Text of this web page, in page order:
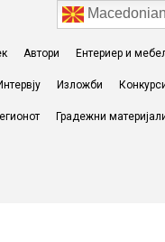
Автори Ентериер и
Изложби
Градежни
Macedonian